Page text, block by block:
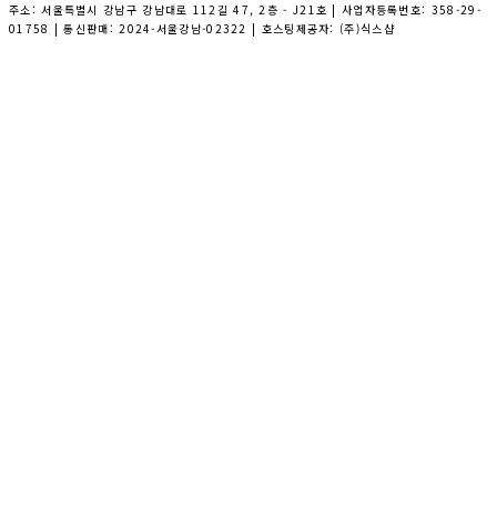
주소: 서울특별시 강남구 강남대로 112길 47, 2층 - J21호 | 사업자등록번호: 358-29-
01758 | 통신판매:2024-서울강남-02322 | 호스팅제공자: (주)식스샵